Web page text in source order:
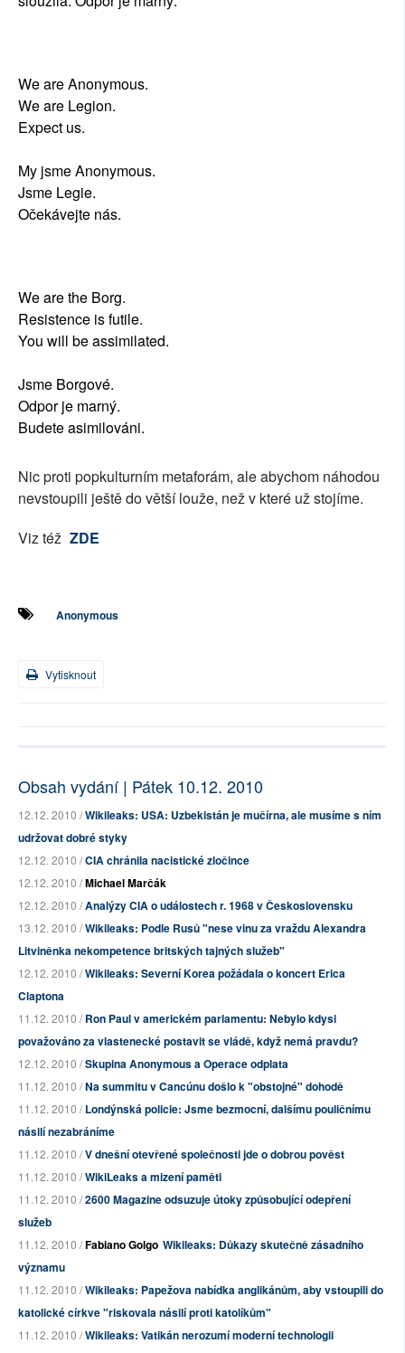
We are Anonymous.
We are Legion.
Expect us.
My jsme Anonymous.
Jsme Legie.
Očekávejte nás.
We are the Borg.
Resistence is futile.
You will be assimilated.
Jsme Borgové.
Odpor je marný.
Budete asimilováni.
Nic proti popkulturním metaforám, ale abychom náhodou
nevstoupili ještě do větší louže, než v které už stojíme.
Viz též ZDE
Anonymous
Vytisknout
Obsah vydání | Pátek 10.12. 2010
12.12. 2010 /Wikileaks: USA: Uzbekistán je mučírna, ale musíme s ním
udržovat dobré styky
12.12. 2010 /CIA chránila nacistické zločince
12.12. 2010 /Michael Marčák
12.12. 2010 /Analýzy CIA o událostech r. 1968 v Československu
13.12. 2010 /Wikileaks: Podle Rusů "nese vinu za vraždu Alexandra
Litviněnka nekompetence britských tajných služeb"
12.12. 2010 /Wikileaks: Severní Korea požádala o koncert Erica
Claptona
11.12. 2010 /Ron Paul v americkém parlamentu: Nebylo kdysi
považováno za vlastenecké postavit se vládě, když nemá pravdu?
12.12. 2010 /Skupina Anonymous a Operace odplata
11.12. 2010 /Na summitu v Cancúnu došlo k "obstojné" dohodě
11.12. 2010 /Londýnská policie: Jsme bezmocní, dalšímu pouličnímu
násilí nezabráníme
11.12. 2010 /V dnešní otevřené společnosti jde o dobrou pověst
11.12. 2010 /WikiLeaks a mizení paměti
11.12. 2010 /2600 Magazine odsuzuje útoky způsobující odepření
služeb
11.12. 2010 /Fabiano Golgo Wikileaks: Důkazy skutečně zásadního
významu
11.12. 2010 /Wikileaks: Papežova nabídka anglikánům, aby vstoupili do
katolické církve "riskovala násilí proti katolíkům"
11.12. 2010 /Wikileaks: Vatikán nerozumí moderní technologii